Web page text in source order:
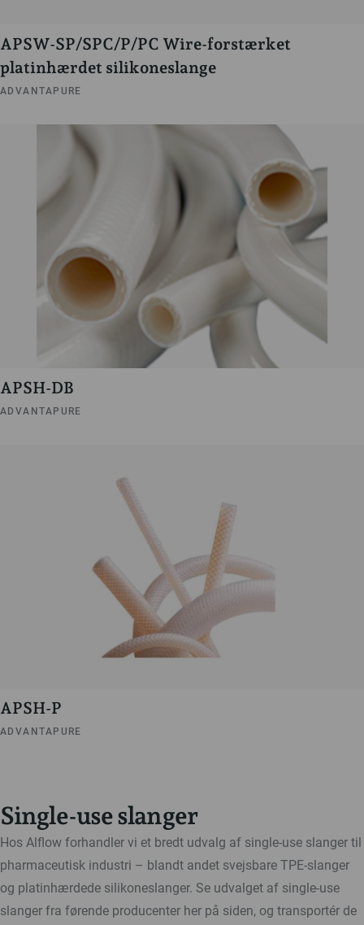
APSW-SP/SPC/P/PC Wire-forstærket
platinhærdet silikoneslange
ADVANTAPURE
APSH-DB
ADVANTAPURE
APSH-P
ADVANTAPURE
Single-use slanger
Hos Alflow forhandler vi et bredt udvalg af single-use slanger til
pharmaceutisk industri – blandt andet svejsbare TPE-slanger
og platinhærdede silikoneslanger. Se udvalget af single-use
slanger fra førende producenter her på siden, og transportér de